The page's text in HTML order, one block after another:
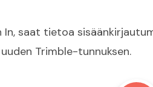
In, saat tietoa
Trimble-tunnuksen.